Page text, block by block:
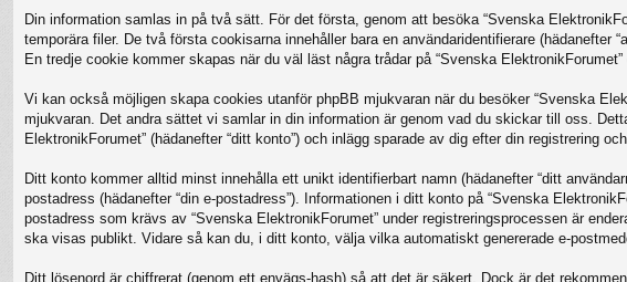
Din information samlas in på två sätt. För det första, genom att besöka “Svenska
temporära filer. De två första cookisarna innehåller bara en användaridentifierare (hädanefter
En tredje cookie kommer skapas när du väl läst några trådar på “Svenska
Vi kan också möjligen skapa cookies utanför phpBB mjukvaran när du besöker “Svenska
mjukvaran. Det andra sättet vi samlar in din information är genom vad du skickar till oss.
ElektronikForumet” (hädanefter “ditt konto”) och inlägg sparade av dig efter din registrering
Ditt konto kommer alltid minst innehålla ett unikt identifierbart namn (hädanefter “ditt
postadress (hädanefter “din e-postadress”). Informationen i ditt konto på “Svenska
postadress som krävs av “Svenska ElektronikForumet” under registreringsprocessen är
ska visas publikt. Vidare så kan du, i ditt konto, välja vilka automatiskt genererade e-
Ditt lösenord är chiffrerat (genom ett envägs-hash) så att det är säkert. Dock är det